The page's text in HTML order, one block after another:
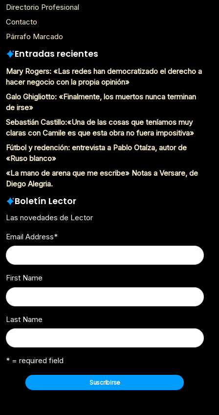
Directorio Profesional
Contacto
Párrafo Marcado
Entradas recientes
Mary Rogers: «Las redes han democratizado el derecho a
hacer negocio con la propia opinión»
Galo Ghigliotto: «Finalmente, los muertos nunca terminan
de irse»
Sebastián Castillo:«Una de las cosas que teníamos muy
claras con Camile es que esta obra no fuera impositiva»
Fútbol y redención: entrevista a Pablo Otaíza, autor de
«Ruso blanco»
«La mano de arena que me escribe» Notas a Versare, de
Diego Alegria.
Boletín Lector
Las novedades de Lector
Email Address*
First Name
Last Name
* = required field